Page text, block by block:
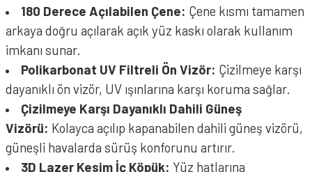
180 Derece Açılabilen Çene: Çene kısmı tamamen
arkaya doğru açılarak açık yüz kaskı olarak kullanım
imkanı sunar.
Polikarbonat UV Filtreli Ön Vizör: Çizilmeye karşı
dayanıklı ön vizör, UV ışınlarına karşı koruma sağlar.
Çizilmeye Karşı Dayanıklı Dahili Güneş
Vizörü: Kolayca açılıp kapanabilen dahili güneş vizörü,
güneşli havalarda sürüş konforunu artırır.
3D Lazer Kesim İç Köpük: Yüz hatlarına